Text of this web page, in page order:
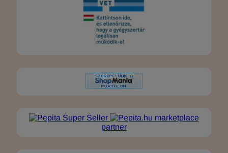
marketplace
partner